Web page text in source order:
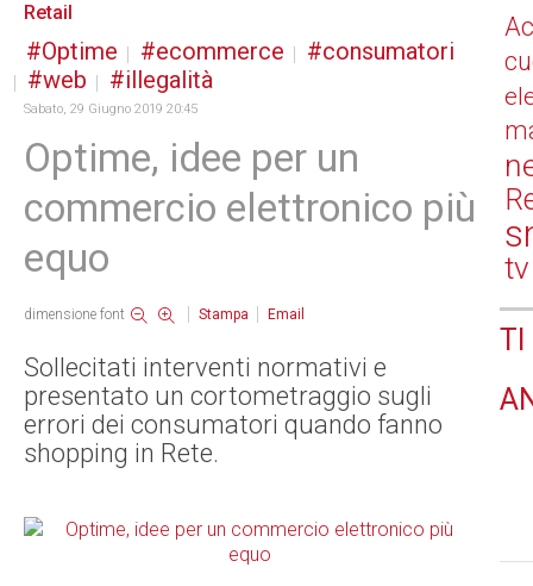
Retail
Optime ecommerce
consumatori
web
illegalità
Sabato, 29 Giugno 2019 20:45
Optime, idee per un
commercio elettronico più
equo
dimensione font Stampa Email
Sollecitati interventi normativi e
presentato un cortometraggio sugli
errori dei consumatori quando fanno
shopping in Rete.
tv
TI